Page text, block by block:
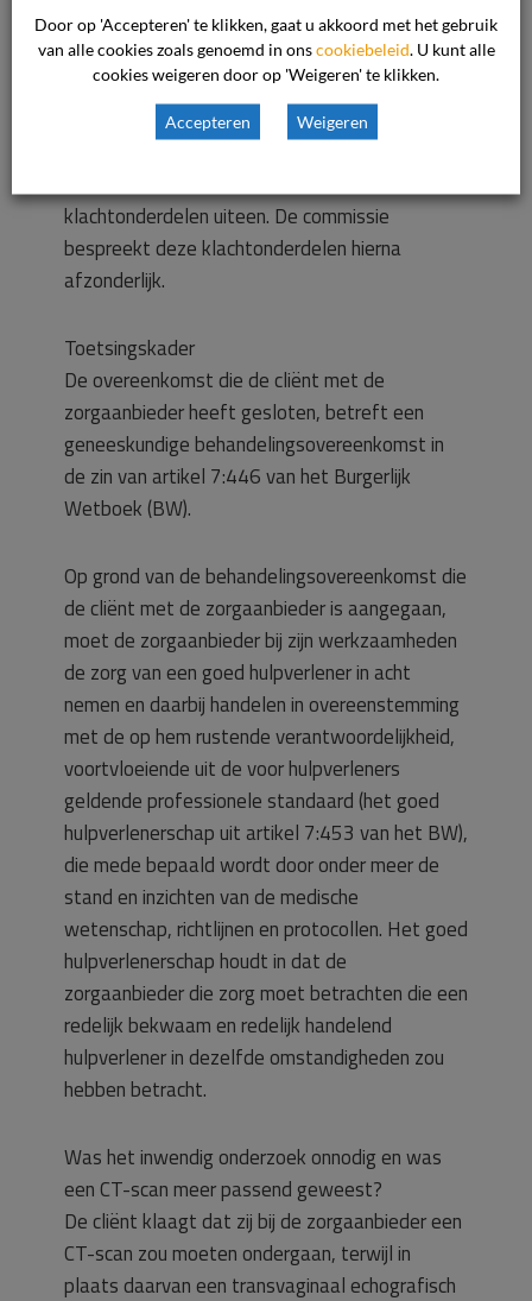
schade door de cliënt niet is onderbouwd en
door de zorgaanbieder wordt betwist.
Beoordeling van het geschil
klachtonderdelen uiteen. De commissie
bespreekt deze klachtonderdelen hierna
afzonderlijk.
Toetsingskader
De overeenkomst die de cliënt met de
zorgaanbieder heeft gesloten, betreft een
geneeskundige behandelingsovereenkomst in
de zin van artikel 7:446 van het Burgerlijk
Wetboek (BW).
Op grond van de behandelingsovereenkomst die
de cliënt met de zorgaanbieder is aangegaan,
moet de zorgaanbieder bij zijn werkzaamheden
de zorg van een goed hulpverlener in acht
nemen en daarbij handelen in overeenstemming
met de op hem rustende verantwoordelijkheid,
voortvloeiende uit de voor hulpverleners
geldende professionele standaard (het goed
hulpverlenerschap uit artikel 7:453 van het BW),
die mede bepaald wordt door onder meer de
stand en inzichten van de medische
wetenschap, richtlijnen en protocollen. Het goed
hulpverlenerschap houdt in dat de
zorgaanbieder die zorg moet betrachten die een
redelijk bekwaam en redelijk handelend
hulpverlener in dezelfde omstandigheden zou
hebben betracht.
Was het inwendig onderzoek onnodig en was
een CT-scan meer passend geweest?
De cliënt klaagt dat zij bij de zorgaanbieder een
CT-scan zou moeten ondergaan, terwijl in
plaats daarvan een transvaginaal echografisch
Door op 'Accepteren' te klikken, gaat u akkoord met het gebruik
van alle cookies zoals genoemd in onscookiebeleid. U kunt alle
cookies weigeren door op 'Weigeren' te klikken.
Accepteren Weigeren